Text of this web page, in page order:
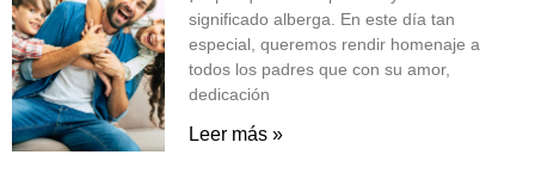
significado alberga. En este día tan
especial, queremos rendir homenaje a
todos los padres que con su amor,
dedicación
Leer más »